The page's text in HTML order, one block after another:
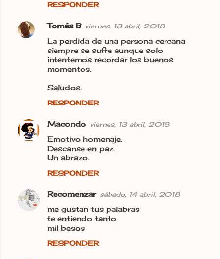
RESPONDER
Tomás B viernes, 13 abril, 2018
La perdida de una persona cercana
siempre se sufre aunque solo
intentemos recordar los buenos
momentos.
Saludos.
RESPONDER
Macondo viernes, 13 abril, 2018
Emotivo homenaje.
Descanse en paz.
Un abrazo.
RESPONDER
Recomenzar sábado, 14 abril, 2018
me gustan tus palabras
te entiendo tanto
mil besos
RESPONDER